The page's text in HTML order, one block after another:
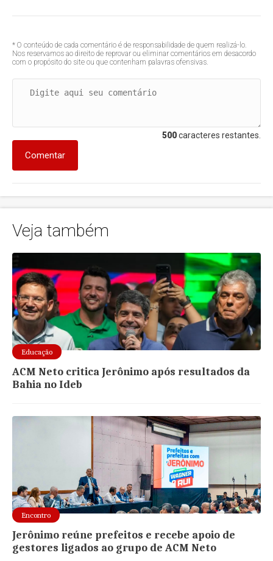
* O conteúdo de cada comentário é de responsabilidade de quem realizá-lo.
Nos reservamos ao direito de reprovar ou eliminar comentários em desacordo
com o propósito do site ou que contenham palavras ofensivas.
500caracteres restantes.
Comentar
Veja também
Educação
ACM Neto critica Jerônimo após resultados da
Bahia no Ideb
Encontro
Jerônimo reúne prefeitos e recebe apoio de
gestores ligados ao grupo de ACM Neto